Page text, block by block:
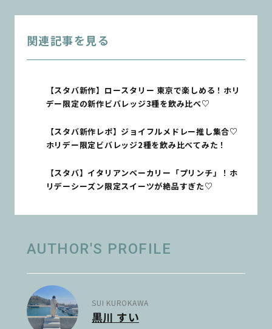
関連記事を見る
【スタバ新作】ロースタリー 東京で楽しめる！ホリ
デー限定の新作ビバレッジ3種を飲み比べ♡
【スタバ新作レポ】ジョイフルメドレー推し集合♡
ホリデー限定ビバレッジ2種を飲み比べてみた！
【スタバ】イタリアンベーカリー「プリンチ」！ホ
リデーシーズン限定スイーツが絶品すぎた♡
AUTHOR'S PROFILE
SUI KUROKAWA
黒川 すい